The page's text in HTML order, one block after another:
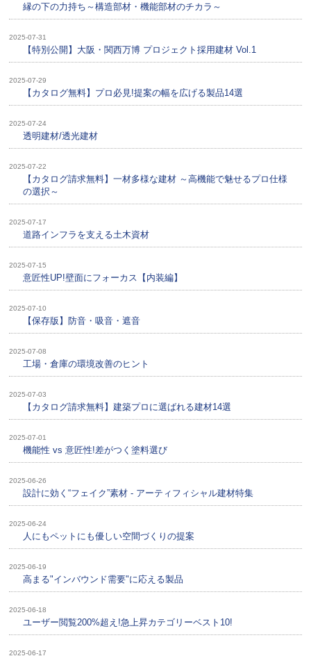
縁の下の力持ち～構造部材・機能部材のチカラ～
2025-07-31
【特別公開】大阪・関西万博 プロジェクト採用建材 Vol.1
2025-07-29
【カタログ無料】プロ必見!提案の幅を広げる製品14選
2025-07-24
透明建材/透光建材
2025-07-22
【カタログ請求無料】一材多様な建材 ～高機能で魅せるプロ仕様
の選択～
2025-07-17
道路インフラを支える土木資材
2025-07-15
意匠性UP!壁面にフォーカス【内装編】
2025-07-10
【保存版】防音・吸音・遮音
2025-07-08
工場・倉庫の環境改善のヒント
2025-07-03
【カタログ請求無料】建築プロに選ばれる建材14選
2025-07-01
機能性 vs 意匠性!差がつく塗料選び
2025-06-26
設計に効く“フェイク”素材 - アーティフィシャル建材特集
2025-06-24
人にもペットにも優しい空間づくりの提案
2025-06-19
高まる"インバウンド需要"に応える製品
2025-06-18
ユーザー閲覧200%超え!急上昇カテゴリーベスト10!
2025-06-17